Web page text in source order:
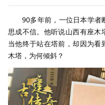
90多年前，一位日本学者
思成不信。他听说山西有座木
当他终于站在塔前，却因为
木塔，为何倾斜？